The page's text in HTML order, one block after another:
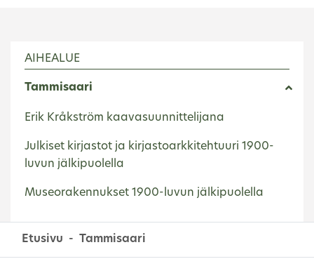
AIHEALUE
Tammisaari
Erik Kråkström kaavasuunnittelijana
Julkiset kirjastot ja kirjastoarkkitehtuuri 1900-
luvun jälkipuolella
Museorakennukset 1900-luvun jälkipuolella
Etusivu Tammisaari